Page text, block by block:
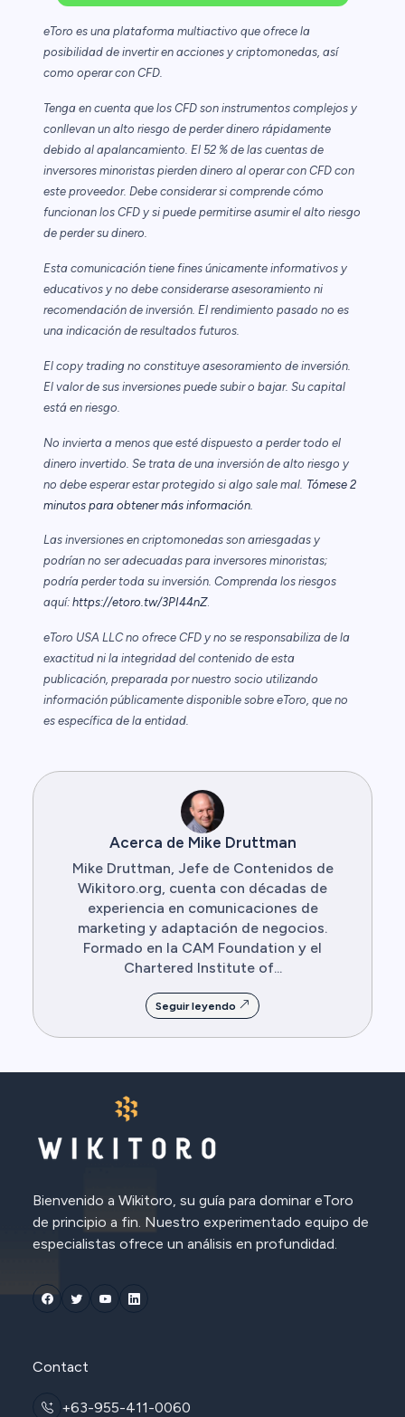
eToro es una plataforma multiactivo que ofrece la
posibilidad de invertir en acciones y criptomonedas, así
como operar con CFD.
Tenga en cuenta que los CFD son instrumentos complejos y
conllevan un alto riesgo de perder dinero rápidamente
debido al apalancamiento. El 52 % de las cuentas de
inversores minoristas pierden dinero al operar con CFD con
este proveedor. Debe considerar si comprende cómo
funcionan los CFD y si puede permitirse asumir el alto riesgo
de perder su dinero.
Esta comunicación tiene fines únicamente informativos y
educativos y no debe considerarse asesoramiento ni
recomendación de inversión. El rendimiento pasado no es
una indicación de resultados futuros.
El copy trading no constituye asesoramiento de inversión.
El valor de sus inversiones puede subir o bajar. Su capital
está en riesgo.
No invierta a menos que esté dispuesto a perder todo el
dinero invertido. Se trata de una inversión de alto riesgo y
no debe esperar estar protegido si algo sale mal. Tómese 2
minutos para obtener más información.
Las inversiones en criptomonedas son arriesgadas y
podrían no ser adecuadas para inversores minoristas;
podría perder toda su inversión. Comprenda los riesgos
aquí: https://etoro.tw/3PI44nZ.
eToro USA LLC no ofrece CFD y no se responsabiliza de la
exactitud ni la integridad del contenido de esta
publicación, preparada por nuestro socio utilizando
información públicamente disponible sobre eToro, que no
es específica de la entidad.
Acerca de Mike Druttman
Mike Druttman, Jefe de Contenidos de
Wikitoro.org, cuenta con décadas de
experiencia en comunicaciones de
marketing y adaptación de negocios.
Formado en la CAM Foundation y el
Chartered Institute of...
Seguir leyendo
Bienvenido a Wikitoro, su guía para dominar eToro
de principio a fin. Nuestro experimentado equipo de
especialistas ofrece un análisis en profundidad.
Contact
+63-955-411-0060